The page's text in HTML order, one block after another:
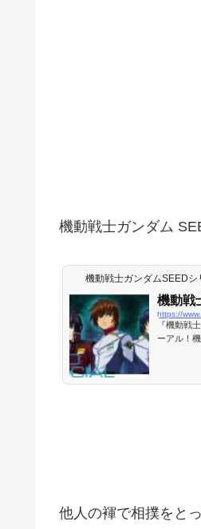
機動戦士ガンダム
機動戦士ガンダムSEEDシ
機動戦
https://
『機動戦
ーアル！
他人の褌で相撲をと